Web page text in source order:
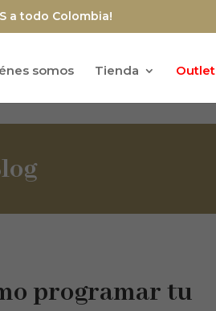
a todo Colombia!
somos Tienda Outlet
programar tu